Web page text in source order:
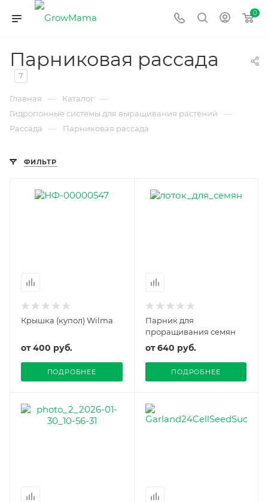
0
Парниковая рассада
7
Главная — Каталог —
Гидропонные системы для выращивания растений —
Рассада — Парниковая рассада
ФИЛЬТР
Крышка (купол) Wilma
от400 руб.
ПОДРОБНЕЕ
Парник для
проращивания семян
от640 руб.
ПОДРОБНЕЕ